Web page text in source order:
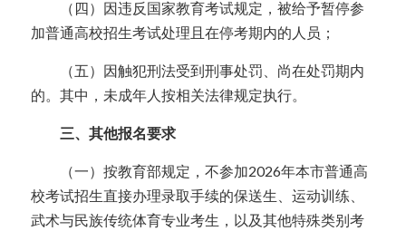
（四）因违反国家教育考试规定，被给予暂停参
加普通高校招生考试处理且在停考期内的人员；
（五）因触犯刑法受到刑事处罚、尚在处罚期内
的。其中，未成年人按相关法律规定执行。
三、其他报名要求
（一）按教育部规定，不参加2026年本市普通高
校考试招生直接办理录取手续的保送生、运动训练、
武术与民族传统体育专业考生，以及其他特殊类别考